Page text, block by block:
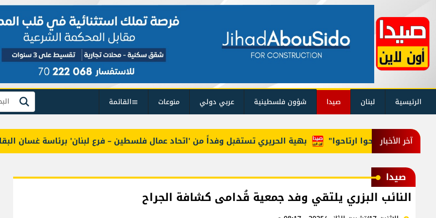
الرئيسية لبنان صيدا شؤون فلسطينية عربي دولي منوعات القائمة بحث
آخر الأخبار بهية الحريري تستقبل وفداً من 'اتحاد عمال فلسطين – فرع لبنان' برئاسة غسان البقاعي "روحوا ارتاحوا"
صيدا
النائب البزري يلتقي وفد جمعية قُدامى كشافة الجراح